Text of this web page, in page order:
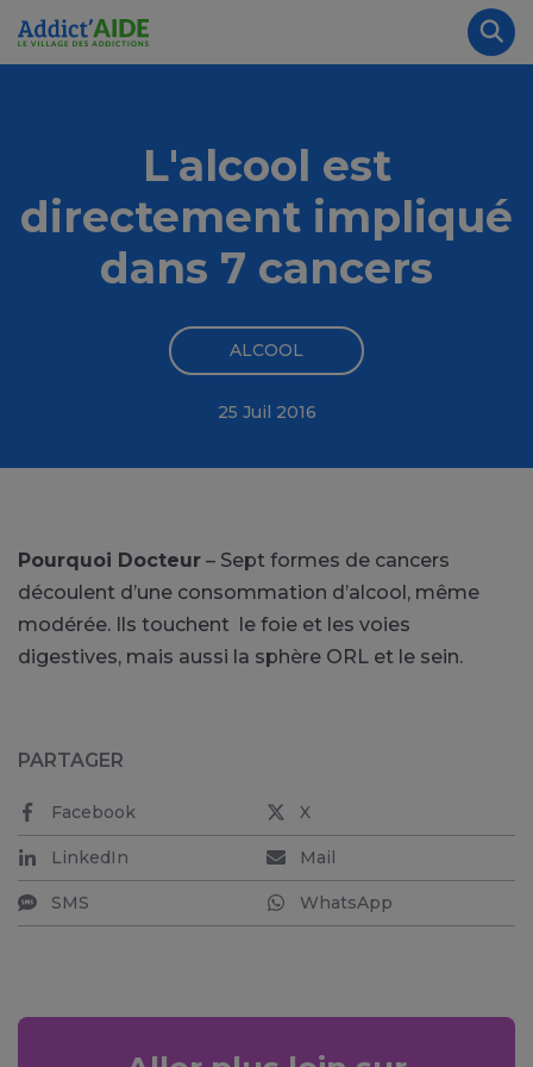
Aller au contenu principal
L'alcool est
directement impliqué
dans 7 cancers
ALCOOL
25 Juil 2016
Pourquoi Docteur – Sept formes de cancers
découlent d’une consommation d’alcool, même
modérée. Ils touchent le foie et les voies
digestives, mais aussi la sphère ORL et le sein.
PARTAGER
Facebook X
LinkedIn Mail
SMS WhatsApp
Panneau de gestion des cookies